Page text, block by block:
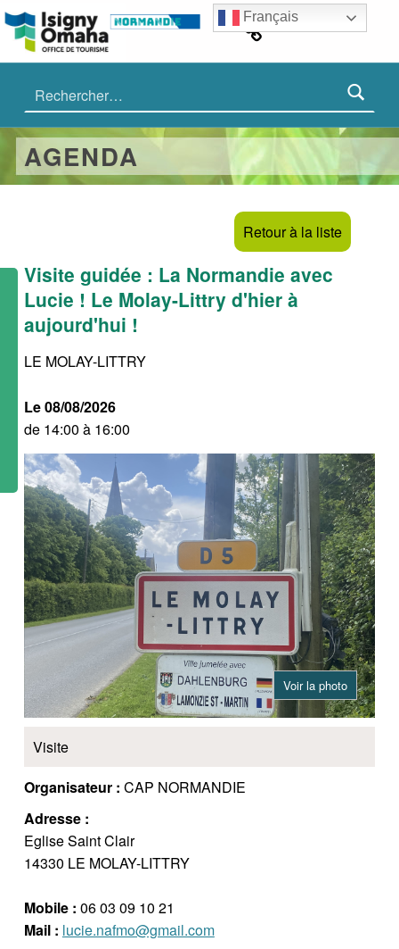
ISIGNY OMAHA TOURISME #IsignyOmaha
AGENDA
Retour à la liste
Visite guidée : La Normandie avec
Lucie ! Le Molay-Littry d'hier à
aujourd'hui !
LE MOLAY-LITTRY
Le 08/08/2026
de 14:00 à 16:00
Voir la photo
Visite
Organisateur : CAP NORMANDIE
Adresse :
Eglise Saint Clair
14330 LE MOLAY-LITTRY
Mobile : 06 03 09 10 21
Mail : lucie.nafmo@gmail.com
Français
Cookies management panel